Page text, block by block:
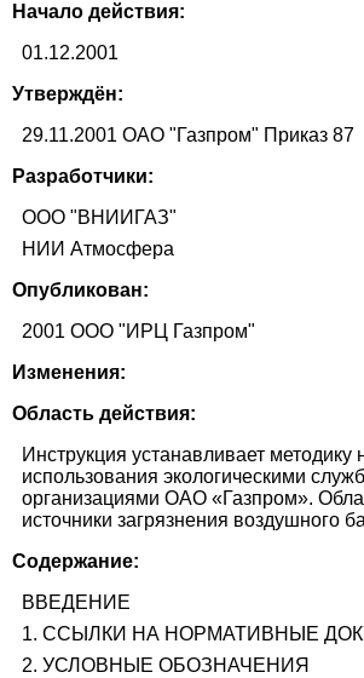
Начало действия:
01.12.2001
Утверждён:
29.11.2001 ОАО "Газпром" Приказ 87
Разработчики:
ООО "ВНИИГАЗ"
НИИ Атмосфера
Опубликован:
2001 ООО "ИРЦ Газпром"
Изменения:
Область действия:
Инструкция устанавливает
использования экологическими
организациями ОАО «Газпром».
источники загрязнения воздушного
Содержание:
ВВЕДЕНИЕ
1. ССЫЛКИ НА НОРМАТИВНЫЕ
2. УСЛОВНЫЕ ОБОЗНАЧЕНИЯ